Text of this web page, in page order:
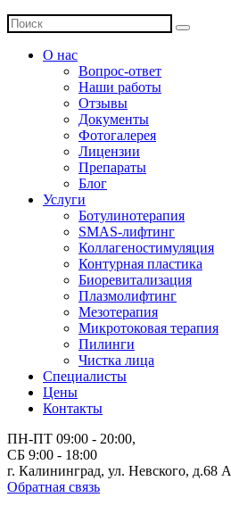
О нас
Вопрос-ответ
Наши работы
Отзывы
Документы
Фотогалерея
Лицензии
Препараты
Блог
Услуги
Ботулинотерапия
SMAS-лифтинг
Коллагеностимуляция
Контурная пластика
Биоревитализация
Плазмолифтинг
Мезотерапия
Микротоковая терапия
Пилинги
Чистка лица
Специалисты
Цены
Контакты
ПН-ПТ 09:00 - 20:00,
СБ 9:00 - 18:00
г. Калининград, ул. Невского, д.68 А
Обратная связь